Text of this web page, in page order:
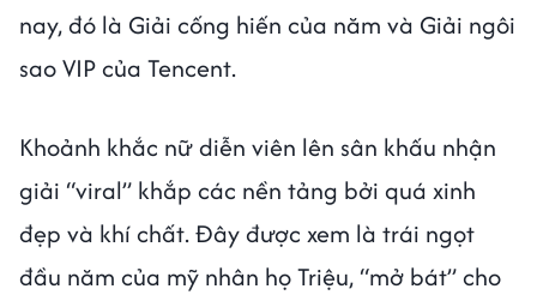
nay, đó là Giải cống hiến của năm và Giải ngôi
sao VIP của Tencent.
Khoảnh khắc nữ diễn viên lên sân khấu nhận
giải “viral” khắp các nền tảng bởi quá xinh
đẹp và khí chất. Đây được xem là trái ngọt
đầu năm của mỹ nhân họ Triệu, “mở bát” cho